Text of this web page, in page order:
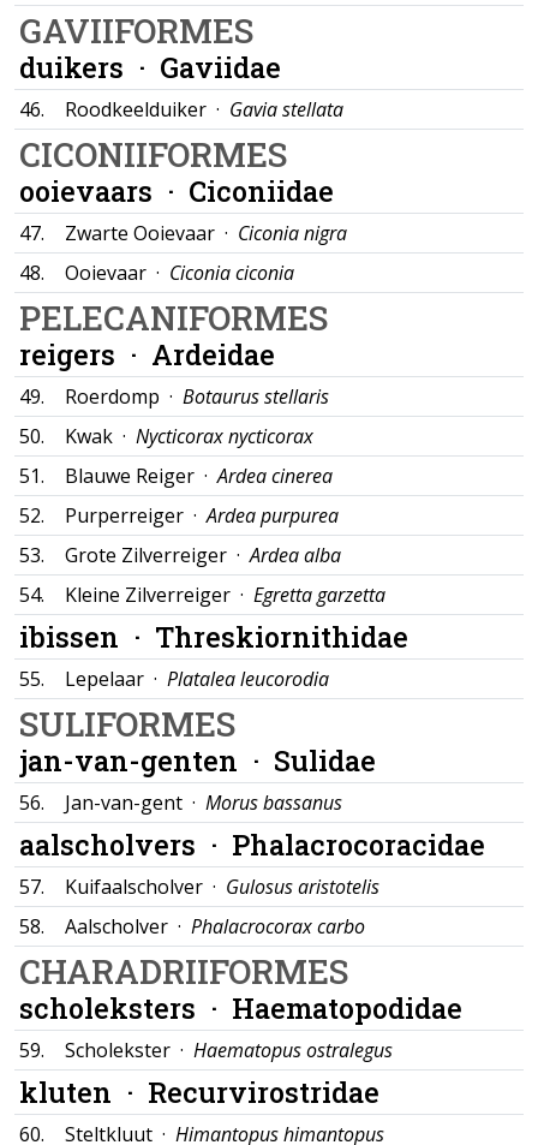
GAVIIFORMES
duikers · Gaviidae
46. Roodkeelduiker · Gavia stellata
CICONIIFORMES
ooievaars · Ciconiidae
47. Zwarte Ooievaar · Ciconia nigra
48.
Ooievaar · Ciconia ciconia
PELECANIFORMES
reigers · Ardeidae
49. Roerdomp · Botaurus stellaris
50.
Kwak · Nycticorax nycticorax
51.
Blauwe Reiger ·Ardea cinerea
52.
Purperreiger ·Ardea purpurea
53.
Grote Zilverreiger ·Ardea alba
54.
Kleine Zilverreiger · Egretta garzetta
ibissen · Threskiornithidae
55. Lepelaar · Platalea leucorodia
SULIFORMES
jan-van-genten · Sulidae
56. Jan-van-gent · Morus bassanus
aalscholvers · Phalacrocoracidae
57. Kuifaalscholver · Gulosus aristotelis
58.
Aalscholver · Phalacrocorax carbo
CHARADRIIFORMES
scholeksters · Haematopodidae
59. Scholekster · Haematopus ostralegus
kluten · Recurvirostridae
60. Steltkluut · Himantopus himantopus